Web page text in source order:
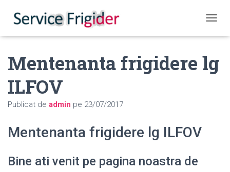
Mentenanta frigidere lg
ILFOV
Publicat de admin pe 23/07/2017
Mentenanta frigidere lg ILFOV
Bine ati venit pe pagina noastra de